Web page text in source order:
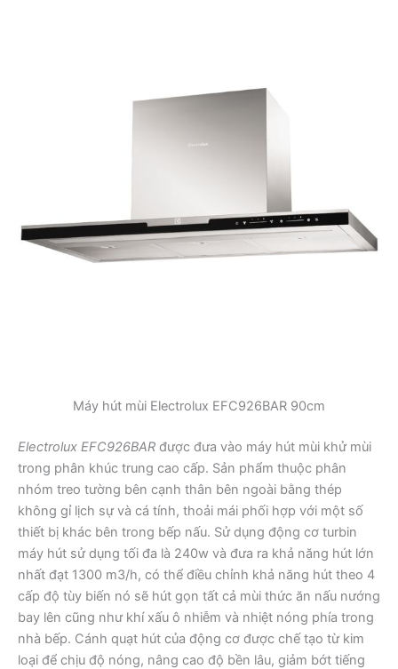
Máy hút mùi Electrolux EFC926BAR 90cm
Electrolux EFC926BAR được đưa vào máy hút mùi khử mùi
trong phân khúc trung cao cấp. Sản phẩm thuộc phân
nhóm treo tường bên cạnh thân bên ngoài bằng thép
không gỉ lịch sự và cá tính, thoải mái phối hợp với một số
thiết bị khác bên trong bếp nấu. Sử dụng động cơ turbin
máy hút sử dụng tối đa là 240w và đưa ra khả năng hút lớn
nhất đạt 1300 m3/h, có thể điều chỉnh khả năng hút theo 4
cấp độ tùy biến nó sẽ hút gọn tất cả mùi thức ăn nấu nướng
bay lên cũng như khí xấu ô nhiễm và nhiệt nóng phía trong
nhà bếp. Cánh quạt hút của động cơ được chế tạo từ kim
loại để chịu độ nóng, nâng cao độ bền lâu, giảm bớt tiếng